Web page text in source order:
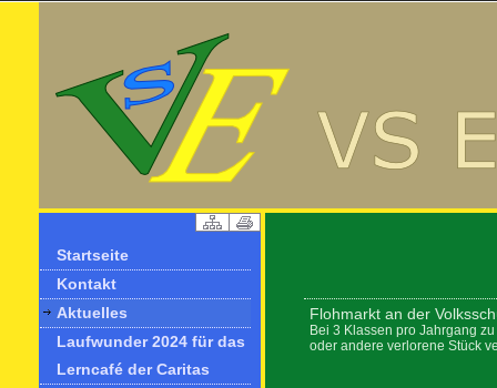
Startseite
Kontakt
Aktuelles
Laufwunder 2024 für das
Lerncafé der Caritas
Flohmarkt an der
Bei 3 Klassen pro Jahrgang
oder andere verlorene Stück